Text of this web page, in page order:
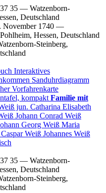
37 35 — Watzenborn-
Deutschland
November 1740 —
Hessen, Deutschland
Steinberg,
Interaktives
Sanduhrdiagramm
Vorfahrenkarte
kompakt Familie mit
jun. Catharina Elisabeth
Johann Conrad Weiß
Georg Weiß Maria
Weiß Johannes Weiß
37 35 — Watzenborn-
Deutschland
Steinberg,